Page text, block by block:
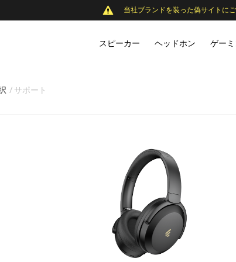
当社ブランドを装った偽サイトに
スピーカー ヘッドホン ゲー
サポート